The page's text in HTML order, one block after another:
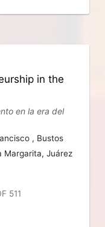
in the
en la era del
, Bustos
Margarita,Juárez
511